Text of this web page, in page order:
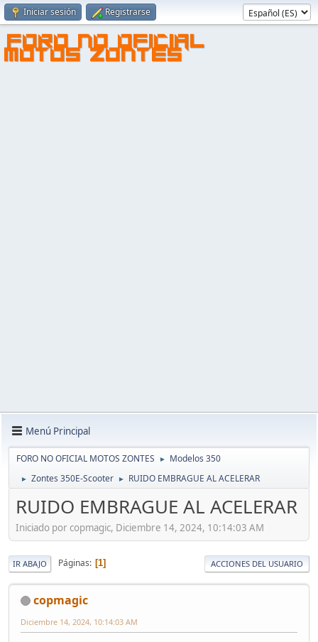
Iniciar sesión Registrarse
FORO NO OFICIAL
MOTOS ZONTES
Menú Principal
FORO NO OFICIAL MOTOS ZONTES ► Modelos 350
► Zontes 350E-Scooter ► RUIDO EMBRAGUE AL ACELERAR
RUIDO EMBRAGUE AL ACELERAR
Iniciado por copmagic, Diciembre 14, 2024, 10:14:03 AM
IR ABAJO Páginas 1 ACCIONES DEL USUARIO
copmagic
Diciembre 14, 2024, 10:14:03 AM